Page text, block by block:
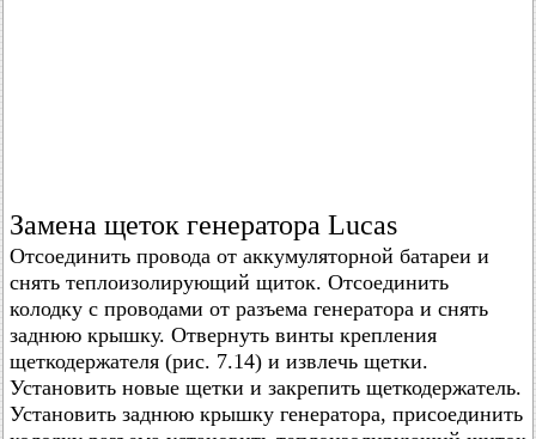
Замена щеток генератора Lucas
Отсоединить провода от аккумуляторной батареи и
снять теплоизолирующий щиток. Отсоединить
колодку с проводами от разъема генератора и снять
заднюю крышку. Отвернуть винты крепления
щеткодержателя (рис. 7.14) и извлечь щетки.
Установить новые щетки и закрепить щеткодержатель.
Установить заднюю крышку генератора, присоединить